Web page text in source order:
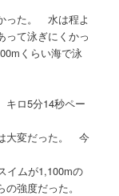
った。 水は程よ
て泳ぎにくかっ
くらい海で泳
キロ5分14秒ペー
大変だった。 今
イムが1,100mの
強度だった。